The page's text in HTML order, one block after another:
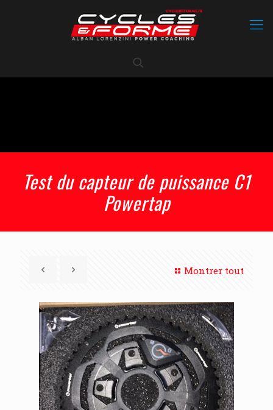
Test du capteur de puissance C1
Powertap
Montrer tout